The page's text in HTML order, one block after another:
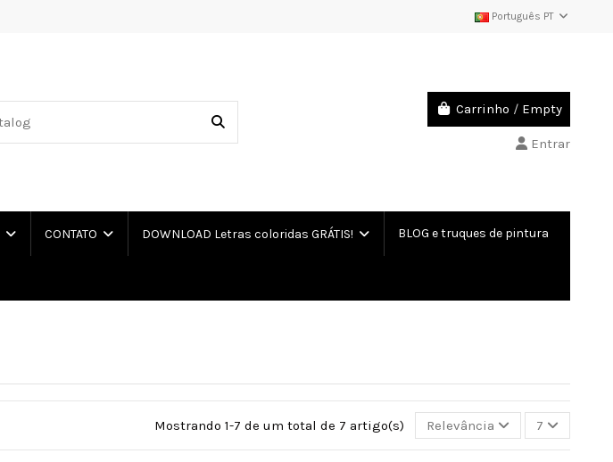
Português PT
Carrinho / Empty
Entrar
CONTATO DOWNLOAD Letras coloridas GRÁTIS! BLOG e truques de pintura
Mostrando 1-7 de um total de 7 artigo(s) Relevância 7